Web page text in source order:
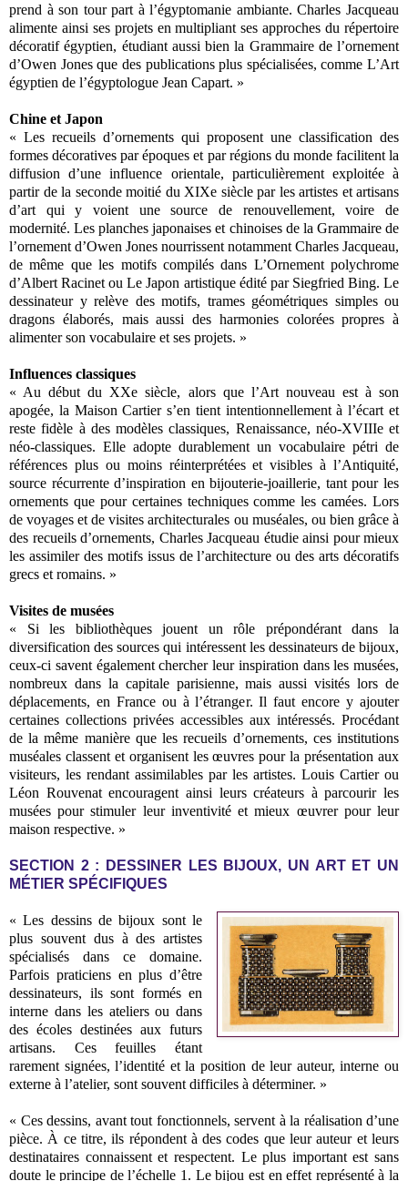
prend à son tour part à l’égyptomanie ambiante. Charles Jacqueau
alimente ainsi ses projets en multipliant ses approches du répertoire
décoratif égyptien, étudiant aussi bien la Grammaire de l’ornement
d’Owen Jones que des publications plus spécialisées, comme L’Art
égyptien de l’égyptologue Jean Capart. »
Chine et Japon
« Les recueils d’ornements qui proposent une classification des
formes décoratives par époques et par régions du monde facilitent la
diffusion d’une influence orientale, particulièrement exploitée à
partir de la seconde moitié du XIXe siècle par les artistes et artisans
d’art qui y voient une source de renouvellement, voire de
modernité. Les planches japonaises et chinoises de la Grammaire de
l’ornement d’Owen Jones nourrissent notamment Charles Jacqueau,
de même que les motifs compilés dans L’Ornement polychrome
d’Albert Racinet ou Le Japon artistique édité par Siegfried Bing. Le
dessinateur y relève des motifs, trames géométriques simples ou
dragons élaborés, mais aussi des harmonies colorées propres à
alimenter son vocabulaire et ses projets. »
Influences classiques
« Au début du XXe siècle, alors que l’Art nouveau est à son
apogée, la Maison Cartier s’en tient intentionnellement à l’écart et
reste fidèle à des modèles classiques, Renaissance, néo-XVIIIe et
néo-classiques. Elle adopte durablement un vocabulaire pétri de
références plus ou moins réinterprétées et visibles à l’Antiquité,
source récurrente d’inspiration en bijouterie-joaillerie, tant pour les
ornements que pour certaines techniques comme les camées. Lors
de voyages et de visites architecturales ou muséales, ou bien grâce à
des recueils d’ornements, Charles Jacqueau étudie ainsi pour mieux
les assimiler des motifs issus de l’architecture ou des arts décoratifs
grecs et romains. »
Visites de musées
« Si les bibliothèques jouent un rôle prépondérant dans la
diversification des sources qui intéressent les dessinateurs de bijoux,
ceux-ci savent également chercher leur inspiration dans les musées,
nombreux dans la capitale parisienne, mais aussi visités lors de
déplacements, en France ou à l’étranger. Il faut encore y ajouter
certaines collections privées accessibles aux intéressés. Procédant
de la même manière que les recueils d’ornements, ces institutions
muséales classent et organisent les œuvres pour la présentation aux
visiteurs, les rendant assimilables par les artistes. Louis Cartier ou
Léon Rouvenat encouragent ainsi leurs créateurs à parcourir les
musées pour stimuler leur inventivité et mieux œuvrer pour leur
maison respective. »
SECTION 2 : DESSINER LES BIJOUX, UN ART ET UN
MÉTIER SPÉCIFIQUES
« Les dessins de bijoux sont le
plus souvent dus à des artistes
spécialisés dans ce domaine.
Parfois praticiens en plus d’être
dessinateurs, ils sont formés en
interne dans les ateliers ou dans
des écoles destinées aux futurs
artisans. Ces feuilles étant
rarement signées, l’identité et la position de leur auteur, interne ou
externe à l’atelier, sont souvent difficiles à déterminer. »
« Ces dessins, avant tout fonctionnels, servent à la réalisation d’une
pièce. À ce titre, ils répondent à des codes que leur auteur et leurs
destinataires connaissent et respectent. Le plus important est sans
doute le principe de l’échelle 1. Le bijou est en effet représenté à la